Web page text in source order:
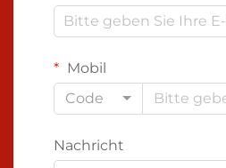
Mobil
Code
Nachricht